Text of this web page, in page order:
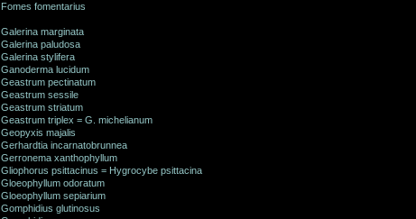
Fomes fomentarius
Galerina marginata
Galerina paludosa
Galerina stylifera
Ganoderma lucidum
Geastrum pectinatum
Geastrum sessile
Geastrum striatum
Geastrum triplex = G. michelianum
Geopyxis majalis
Gerhardtia incarnatobrunnea
Gerronema xanthophyllum
Gliophorus psittacinus = Hygrocybe psittacina
Gloeophyllum odoratum
Gloeophyllum sepiarium
Gomphidius glutinosus